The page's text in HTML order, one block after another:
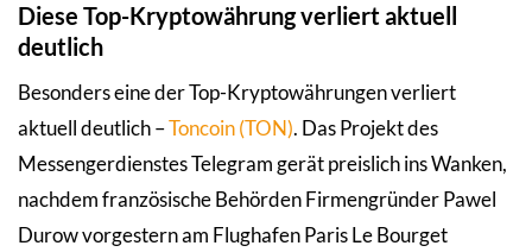
Diese Top-Kryptowährung verliert aktuell
deutlich
Besonders eine der Top-Kryptowährungen verliert
aktuell deutlich –Toncoin (TON). Das Projekt des
Messengerdienstes Telegram gerät preislich ins Wanken,
nachdem französische Behörden Firmengründer Pawel
Durow vorgestern am Flughafen Paris Le Bourget